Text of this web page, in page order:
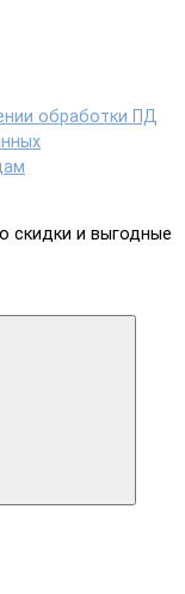
обработки ПД
скидки и выгодные